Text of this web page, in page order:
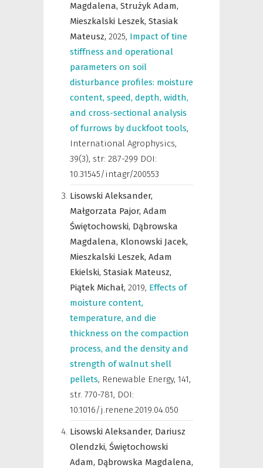
Magdalena, Strużyk Adam,
Mieszkalski Leszek, Stasiak
Mateusz, 2025, Impact of tine
stiffness and operational
parameters on soil
disturbance profiles: moisture
content, speed, depth, width,
and cross-sectional analysis
of furrows by duckfoot tools,
International Agrophysics,
39(3), str: 287-299 DOI:
10.31545/intagr/200553
Lisowski Aleksander,
Małgorzata Pajor, Adam
Świętochowski, Dąbrowska
Magdalena, Klonowski Jacek,
Mieszkalski Leszek, Adam
Ekielski, Stasiak Mateusz,
Piątek Michał, 2019, Effects of
moisture content,
temperature, and die
thickness on the compaction
process, and the density and
strength of walnut shell
pellets, Renewable Energy, 141,
str. 770-781, DOI:
10.1016/j.renene.2019.04.050
Lisowski Aleksander, Dariusz
Olendzki, Świętochowski
Adam, Dąbrowska Magdalena,